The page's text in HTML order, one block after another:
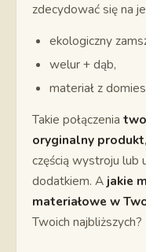
zdecydować się na
ekologiczny
welur + dąb,
materiał z
Takie połączenia
oryginalny produkt
częścią wystroju lub
dodatkiem. A jakie
materiałowe w
Twoich najbliższych?